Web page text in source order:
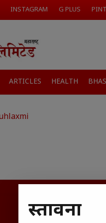
INSTAGRAM G PLUS
ARTICLES HEALTH
सामान्य
घरी
प्रस्तावना